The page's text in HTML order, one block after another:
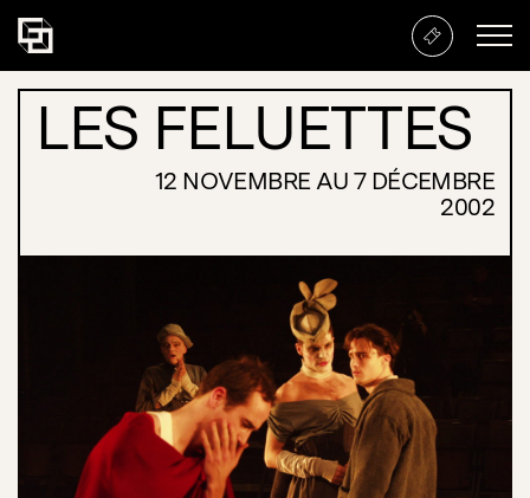
Les Feluettes
LES FELUETTES
12 NOVEMBRE AU 7 DÉCEMBRE
2002